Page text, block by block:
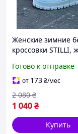
Женские зимние
кроссовки STILLI,
кроссовки, белые
кеды для девушек
Готово к отправке
от 173₴/мес
1 040₴
2 080 ₴
Купить